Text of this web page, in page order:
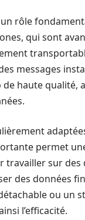
rôle
qui sont
messages
haute qualité,
permet
sur
des données
ou
l’efficacité.